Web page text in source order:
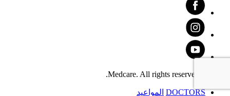
DOCTORS المواعيد